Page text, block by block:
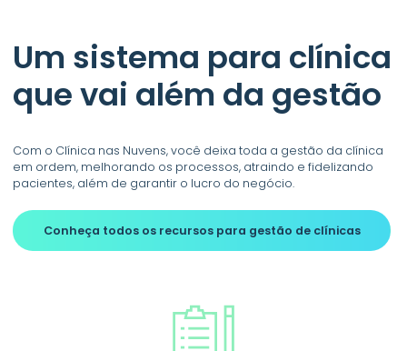
Um sistema para clínica
que vai além da gestão
Com o Clínica nas Nuvens, você deixa toda a gestão da clínica
em ordem, melhorando os processos, atraindo e fidelizando
pacientes, além de garantir o lucro do negócio.
Conheça todos os recursos para gestão de clínicas